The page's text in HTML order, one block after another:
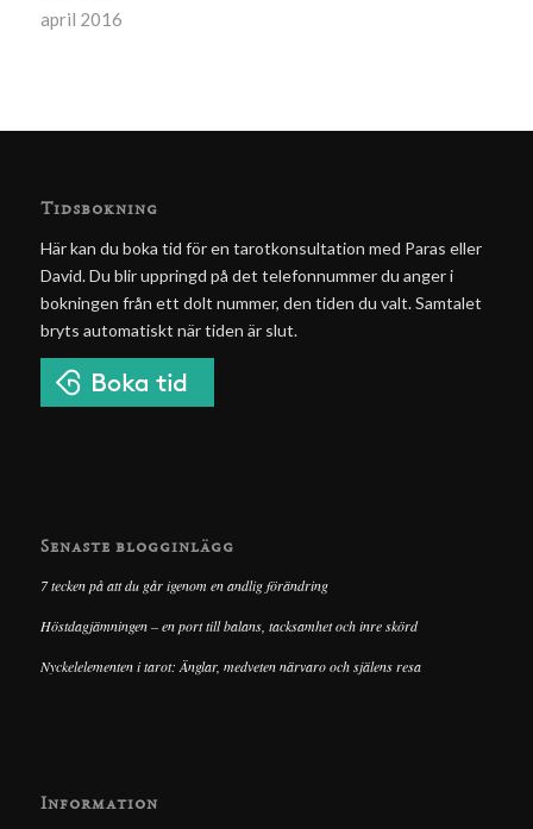
april 2016
Tidsbokning
Här kan du boka tid för en tarotkonsultation med Paras eller
David. Du blir uppringd på det telefonnummer du anger i
bokningen från ett dolt nummer, den tiden du valt. Samtalet
bryts automatiskt när tiden är slut.
Senaste blogginlägg
7 tecken på att du går igenom en andlig förändring
Höstdagjämningen – en port till balans, tacksamhet och inre skörd
Nyckelelementen i tarot: Änglar, medveten närvaro och själens resa
Information